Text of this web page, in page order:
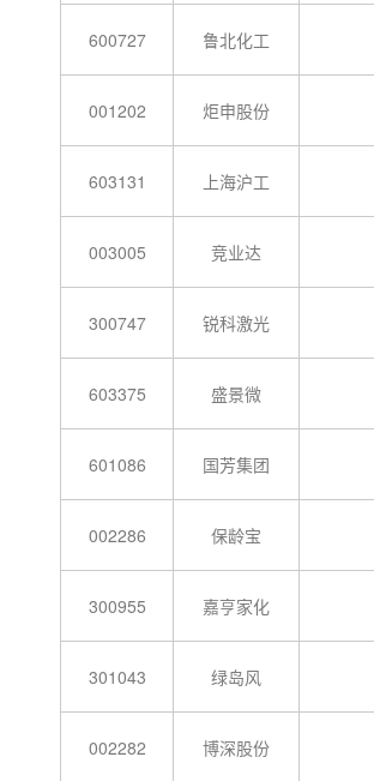
600727 鲁北化工
001202 炬申股份
603131 上海沪工
003005 竞业达
300747 锐科激光
603375 盛景微
601086 国芳集团
002286 保龄宝
300955 嘉亨家化
301043 绿岛风
002282 博深股份